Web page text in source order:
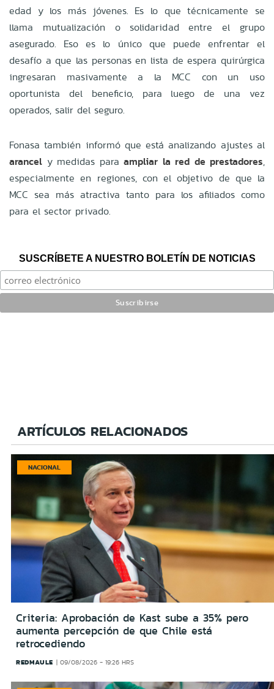
edad y los más jóvenes. Es lo que técnicamente se
llama mutualización o solidaridad entre el grupo
asegurado. Eso es lo único que puede enfrentar el
desafío a que las personas en lista de espera quirúrgica
ingresaran masivamente a la MCC con un uso
oportunista del beneficio, para luego de una vez
operados, salir del seguro.
Fonasa también informó que está analizando ajustes al
arancel y medidas para ampliar la red de prestadores,
especialmente en regiones, con el objetivo de que la
MCC sea más atractiva tanto para los afiliados como
para el sector privado.
SUSCRÍBETE A NUESTRO BOLETÍN DE NOTICIAS
ARTÍCULOS RELACIONADOS
NACIONAL
Criteria: Aprobación de Kast sube a 35% pero
aumenta percepción de que Chile está
retrocediendo
REDMAULE 09/08/2026 - 19:26 HRS